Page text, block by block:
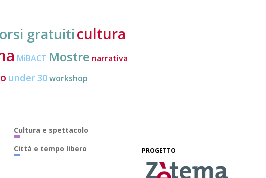
gratuiticultura
MiBACT Mostre narrativa
under 30workshop
Cultura e spettacolo
Città e tempo libero
PROGETTO